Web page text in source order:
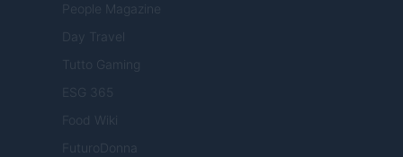
People Magazine
Day Travel
Tutto Gaming
ESG 365
Food Wiki
FuturoDonna